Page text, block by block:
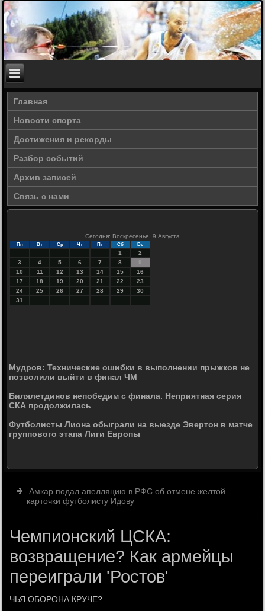
Главная
Новости спорта
Достижения и рекорды
Разбор событий
Архив записей
Связь с нами
Сегодня: Воскресенье, 9 Августа
Пн Вт Ср Чт Пт Сб Вс
1
2
3
4 5 6 7 8
9
10
11 12 13 14 15
16
17
18 19 20 21 22
23
24
25 26 27 28 29
30
31
Мудров: Технические ошибки в выполнении прыжков не
позволили выйти в финал ЧМ
Билялетдинов непобедим с финала. Неприятная серия
СКА продолжилась
Футболисты Лиона обыграли на выезде Эвертон в матче
группового этапа Лиги Европы
Амкар подал апелляцию в РФС об отмене желтой
карточки футболисту Идову
Чемпионский ЦСКА:
возвращение? Как армейцы
переиграли 'Ростов'
ЧЬЯ ОБОРОНА КРУЧЕ?